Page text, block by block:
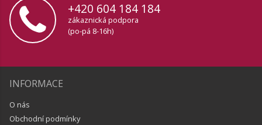
+420 604 184 184
zákaznická podpora
(po-pá 8-16h)
INFORMACE
O nás
Obchodní podmínky